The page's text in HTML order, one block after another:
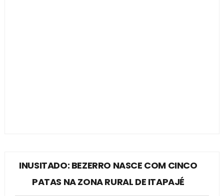
INUSITADO: BEZERRO NASCE COM CINCO
PATAS NA ZONA RURAL DE ITAPAJÉ